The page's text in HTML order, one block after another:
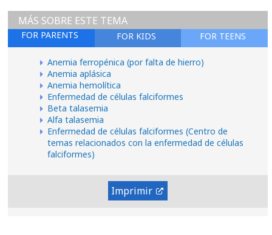
FOR TEENS
FOR KIDS
FOR PARENTS
MÁS SOBRE ESTE TEMA
Anemia ferropénica (por falta de hierro)
Anemia aplásica
Anemia hemolítica
Enfermedad de células falciformes
Beta talasemia
Alfa talasemia
Enfermedad de células falciformes (Centro de
temas relacionados con la enfermedad de células
falciformes)
Imprimir